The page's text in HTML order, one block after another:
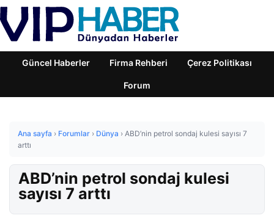
Güncel Haberler Firma Rehberi Çerez Politikası
Forum
Ana sayfa › Forumlar › Dünya › ABD’nin petrol sondaj kulesi sayısı 7
arttı
ABD’nin petrol sondaj kulesi
sayısı 7 arttı